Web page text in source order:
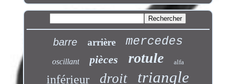
barre arrière mercedes
oscillant pièces rotule alfa
inférieur droit triangle